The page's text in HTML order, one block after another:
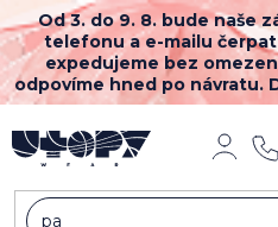
Přejít
na
obsah
Od 3. do 9. 8. bude naše
telefonu a e-mailu
expedujeme bez
odpovíme hned po návratu.